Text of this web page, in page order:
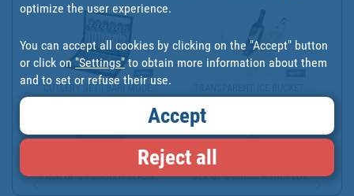
CUTLERY SET | BARI MODE...
PACK OF 6 TUMBLER GLASS... SET OF 6 CHAMPAGNE FLUT...
optimize the user experience.
You can accept all cookies by clicking on the "Accept" button
or click on "Settings"to obtain more information about them
and to set or refuse their use.
Accept
Reject all